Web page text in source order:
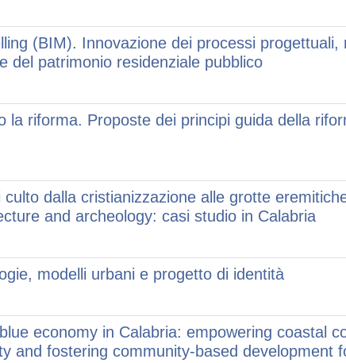
(BIM). Innovazione dei processi progettuali,
del patrimonio residenziale pubblico
la riforma. Proposte dei principi guida della
dalla cristianizzazione alle grotte
and archeology: casi studio in Calabria
modelli urbani e progetto di identità
economy in Calabria: empowering coastal
and fostering community-based development